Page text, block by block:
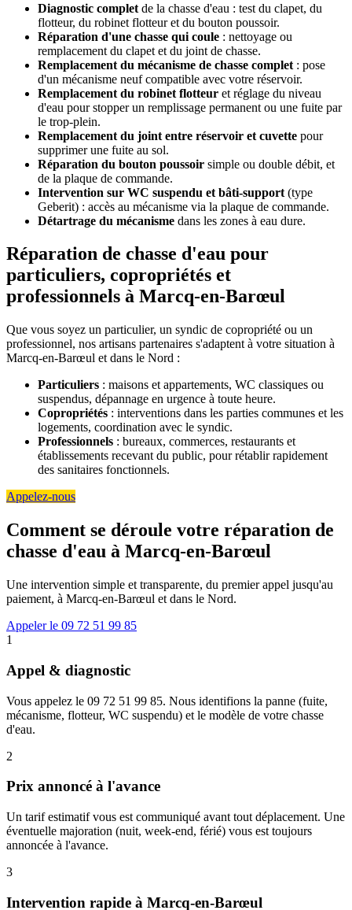
Diagnostic complet de la chasse d'eau : test du clapet, du
flotteur, du robinet flotteur et du bouton poussoir.
Réparation d'une chasse qui coule : nettoyage ou
remplacement du clapet et du joint de chasse.
Remplacement du mécanisme de chasse complet : pose
d'un mécanisme neuf compatible avec votre réservoir.
Remplacement du robinet flotteur et réglage du niveau
d'eau pour stopper un remplissage permanent ou une fuite par
le trop-plein.
Remplacement du joint entre réservoir et cuvette pour
supprimer une fuite au sol.
Réparation du bouton poussoir simple ou double débit, et
de la plaque de commande.
Intervention sur WC suspendu et bâti-support (type
Geberit) : accès au mécanisme via la plaque de commande.
Détartrage du mécanisme dans les zones à eau dure.
Réparation de chasse d'eau pour
particuliers, copropriétés et
professionnels à Marcq-en-Barœul
Que vous soyez un particulier, un syndic de copropriété ou un
professionnel, nos artisans partenaires s'adaptent à votre situation à
Marcq-en-Barœul et dans le Nord :
Particuliers : maisons et appartements, WC classiques ou
suspendus, dépannage en urgence à toute heure.
Copropriétés : interventions dans les parties communes et les
logements, coordination avec le syndic.
Professionnels : bureaux, commerces, restaurants et
établissements recevant du public, pour rétablir rapidement
des sanitaires fonctionnels.
Appelez-nous
Comment se déroule votre réparation de
chasse d'eau à Marcq-en-Barœul
Une intervention simple et transparente, du premier appel jusqu'au
paiement, à Marcq-en-Barœul et dans le Nord.
Appeler le 09 72 51 99 85
1
Appel & diagnostic
Vous appelez le 09 72 51 99 85. Nous identifions la panne (fuite,
mécanisme, flotteur, WC suspendu) et le modèle de votre chasse
d'eau.
2
Prix annoncé à l'avance
Un tarif estimatif vous est communiqué avant tout déplacement. Une
éventuelle majoration (nuit, week-end, férié) vous est toujours
annoncée à l'avance.
3
Intervention rapide à Marcq-en-Barœul